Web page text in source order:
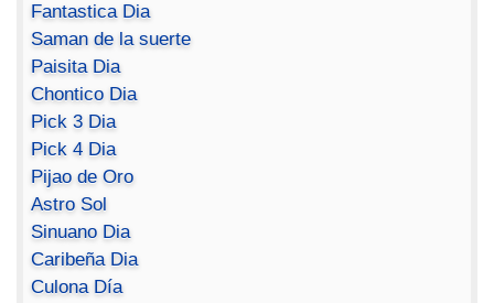
Fantastica Dia
Saman de la suerte
Paisita Dia
Chontico Dia
Pick 3 Dia
Pick 4 Dia
Pijao de Oro
Astro Sol
Sinuano Dia
Caribeña Dia
Culona Día